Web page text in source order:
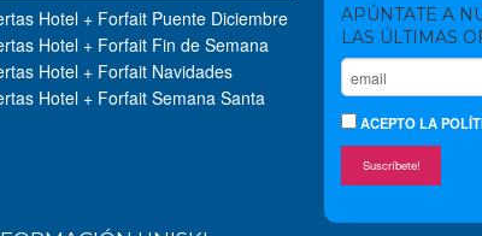
Hotel + Forfait Puente Diciembre
Hotel + Forfait Fin de Semana
Hotel + Forfait Navidades
Hotel + Forfait Semana Santa
APÚNTATE A
LAS ÚLTIMAS
ACEPTOLA
Suscríbete!